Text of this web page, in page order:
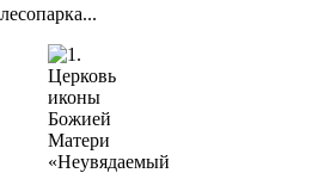
лесопарка...